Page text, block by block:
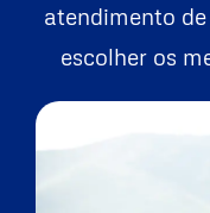
atendimento
escolher os